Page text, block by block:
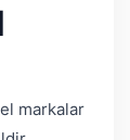
markalar